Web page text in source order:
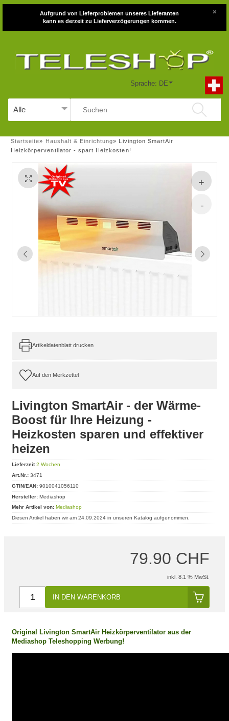
Aufgrund von Lieferproblemen unseres Lieferanten
kann es derzeit zu Lieferverzögerungen kommen.
×
Sprache: DE
Startseite» Haushalt & Einrichtung» Livington SmartAir
Heizkörperventilator - spart Heizkosten!
Artikeldatenblatt drucken
Livington SmartAir - der Wärme-
Boost für Ihre Heizung -
Heizkosten sparen und effektiver
heizen
Lieferzeit 2 Wochen
Art.Nr.: 3471
GTIN/EAN: 9010041056110
Hersteller: Mediashop
Mehr Artikel von: Mediashop
Diesen Artikel haben wir am 24.09.2024 in unseren Katalog aufgenommen.
79.90 CHF
inkl. 8.1 % MwSt.
IN DEN WARENKORB
Original Livington SmartAir Heizkörperventilator aus der
Mediashop Teleshopping Werbung!